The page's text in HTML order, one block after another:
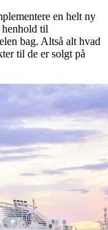
en helt ny
til
bag. Altså alt hvad
til de er solgt på